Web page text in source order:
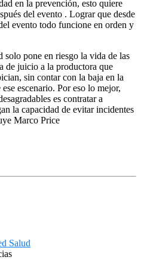
en la prevención, esto quiere
del evento . Lograr que desde
evento todo funcione en orden y
solo pone en riesgo la vida de las
de juicio a la productora que
sin contar con la baja en la
escenario. Por eso lo mejor,
es contratar a
la capacidad de evitar incidentes
Marco Price